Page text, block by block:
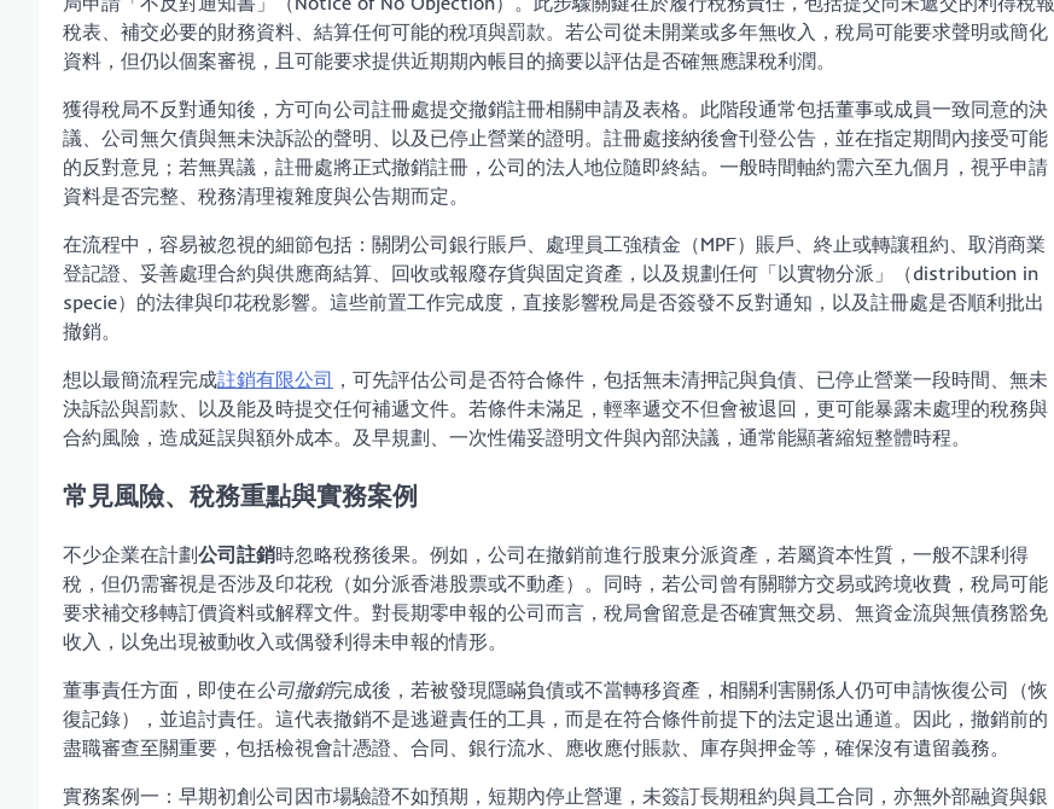
稅表、補交必要的財務資料、結算任何可能的稅項與罰款。若公司從未開業或多年無收入，稅局可能要求聲明或簡化
資料，但仍以個案審視，且可能要求提供近期期內帳目的摘要以評估是否確無應課稅利潤。
獲得稅局不反對通知後，方可向公司註冊處提交撤銷註冊相關申請及表格。此階段通常包括董事或成員一致同意的決
議、公司無欠債與無未決訴訟的聲明、以及已停止營業的證明。註冊處接納後會刊登公告，並在指定期間內接受可能
的反對意見；若無異議，註冊處將正式撤銷註冊，公司的法人地位隨即終結。一般時間軸約需六至九個月，視乎申請
資料是否完整、稅務清理複雜度與公告期而定。
在流程中，容易被忽視的細節包括：關閉公司銀行賬戶、處理員工強積金（MPF）賬戶、終止或轉讓租約、取消商業
登記證、妥善處理合約與供應商結算、回收或報廢存貨與固定資產，以及規劃任何「以實物分派」（distribution in
specie）的法律與印花稅影響。這些前置工作完成度，直接影響稅局是否簽發不反對通知，以及註冊處是否順利批出
撤銷。
想以最簡流程完成註銷有限公司 ，可先評估公司是否符合條件，包括無未清押記與負債、已停止營業一段時間、無未
決訴訟與罰款、以及能及時提交任何補遞文件。若條件未滿足，輕率遞交不但會被退回，更可能暴露未處理的稅務與
合約風險，造成延誤與額外成本。及早規劃、一次性備妥證明文件與內部決議，通常能顯著縮短整體時程。
常見風險、稅務重點與實務案例
不少企業在計劃公司註銷時忽略稅務後果。例如，公司在撤銷前進行股東分派資產，若屬資本性質，一般不課利得
稅，但仍需審視是否涉及印花稅（如分派香港股票或不動產）。同時，若公司曾有關聯方交易或跨境收費，稅局可能
要求補交移轉訂價資料或解釋文件。對長期零申報的公司而言，稅局會留意是否確實無交易、無資金流與無債務豁免
收入，以免出現被動收入或偶發利得未申報的情形。
董事責任方面，即使在公司撤銷完成後，若被發現隱瞞負債或不當轉移資產，相關利害關係人仍可申請恢復公司（恢
復記錄），並追討責任。這代表撤銷不是逃避責任的工具，而是在符合條件前提下的法定退出通道。因此，撤銷前的
盡職審查至關重要，包括檢視會計憑證、合同、銀行流水、應收應付賬款、庫存與押金等，確保沒有遺留義務。
實務案例一：早期初創公司因市場驗證不如預期，短期內停止營運，未簽訂長期租約與員工合同，亦無外部融資與銀